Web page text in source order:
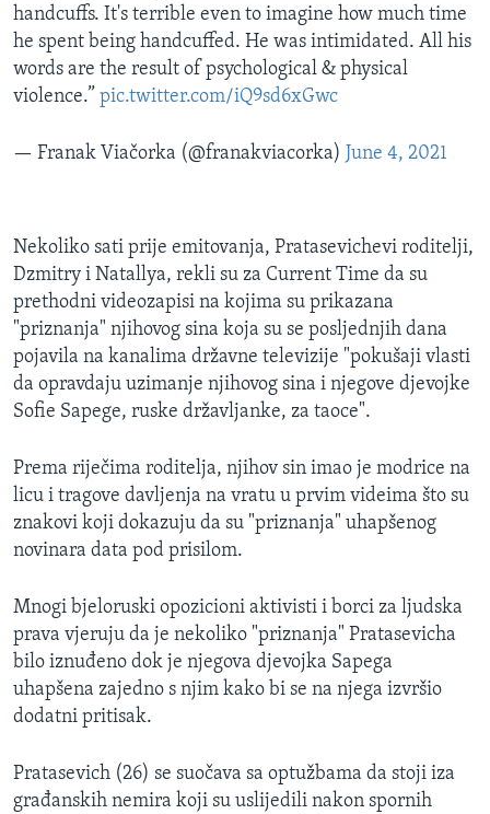
handcuffs. It's terrible even to imagine how much time
he spent being handcuffed. He was intimidated. All his
words are the result of psychological & physical
violence.” pic.twitter.com/iQ9sd6xGwc
— Franak Viačorka (@franakviacorka) June 4, 2021
Nekoliko sati prije emitovanja, Pratasevichevi roditelji,
Dzmitry i Natallya, rekli su za Current Time da su
prethodni videozapisi na kojima su prikazana
"priznanja" njihovog sina koja su se posljednjih dana
pojavila na kanalima državne televizije "pokušaji vlasti
da opravdaju uzimanje njihovog sina i njegove djevojke
Sofie Sapege, ruske državljanke, za taoce".
Prema riječima roditelja, njihov sin imao je modrice na
licu i tragove davljenja na vratu u prvim videima što su
znakovi koji dokazuju da su "priznanja" uhapšenog
novinara data pod prisilom.
Mnogi bjeloruski opozicioni aktivisti i borci za ljudska
prava vjeruju da je nekoliko "priznanja" Pratasevicha
bilo iznuđeno dok je njegova djevojka Sapega
uhapšena zajedno s njim kako bi se na njega izvršio
dodatni pritisak.
Pratasevich (26) se suočava sa optužbama da stoji iza
građanskih nemira koji su uslijedili nakon spornih